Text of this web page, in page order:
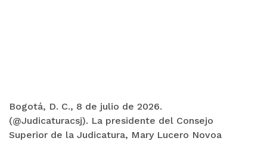
Bogotá, D. C., 8 de julio de 2026.
(@Judicaturacsj). La presidente del Consejo
Superior de la Judicatura, Mary Lucero Novoa